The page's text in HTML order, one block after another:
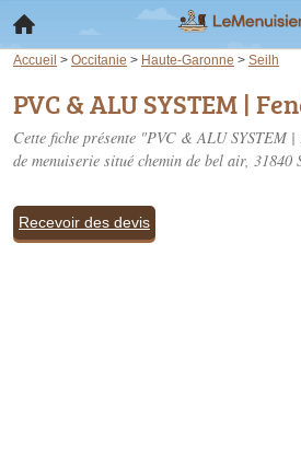
Accueil > Occitanie > Haute-Garonne > Seilh
PVC & ALU SYSTEM |
Cette fiche présente "PVC & ALU SYSTEM
de menuiserie situé chemin de bel air, 31840
Recevoir des devis